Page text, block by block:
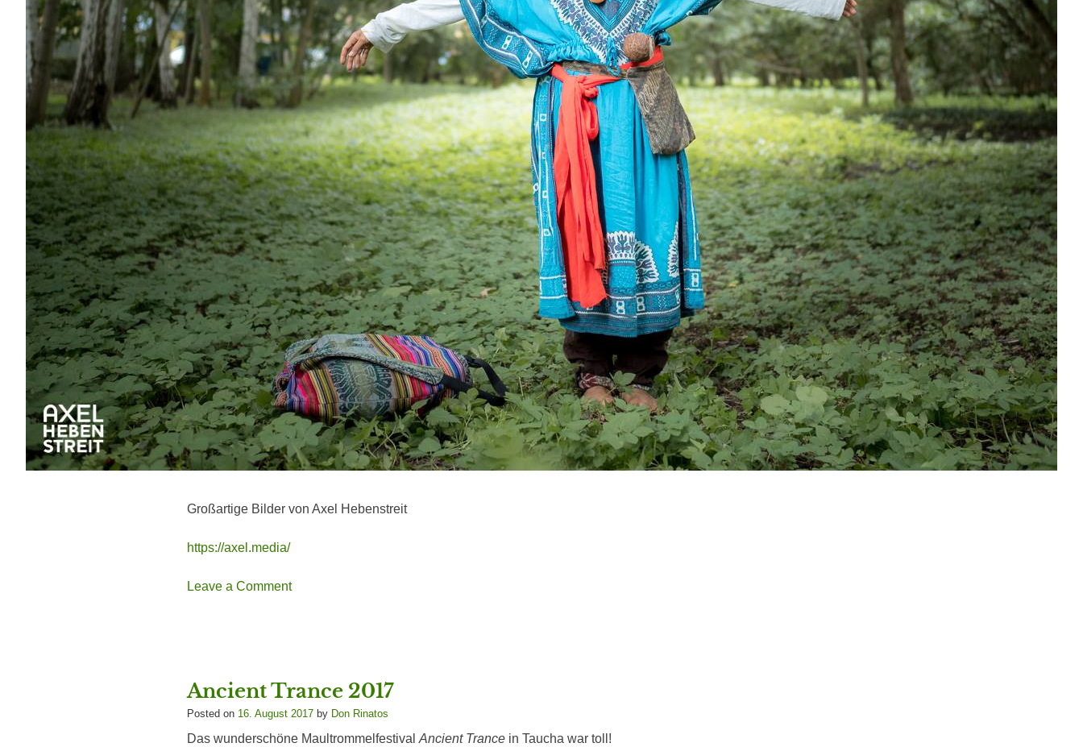
Großartige Bilder von Axel Hebenstreit
https://axel.media/
Leave a Commenton
Ancient Trance 2017
Posted on 16. August 2017 by Don Rinatos
Das wunderschöne Maultrommelfestival Ancient Trance in Taucha war toll!